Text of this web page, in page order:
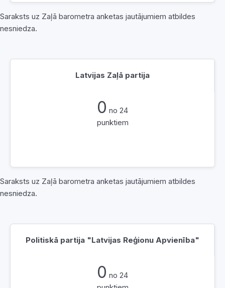
Saraksts uz Zaļā barometra anketas jautājumiem atbildes
nesniedza.
Latvijas Zaļā partija
0 no 24
punktiem
Saraksts uz Zaļā barometra anketas jautājumiem atbildes
nesniedza.
Politiskā partija "Latvijas Reģionu Apvienība"
0 no 24